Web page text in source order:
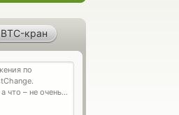
BTC-кран